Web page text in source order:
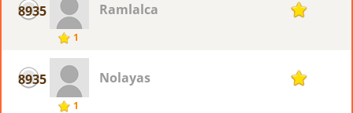
8935
1
Ramlalca 1
8935
1
Nolayas 1